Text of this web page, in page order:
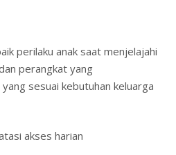
perilaku anak saat menjelajahi
perangkat yang
sesuai kebutuhan keluarga
akses harian